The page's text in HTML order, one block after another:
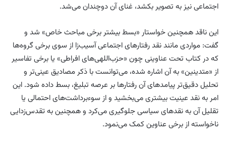
اجتماعی نیز به تصویر بکشد، غنای آن دوچندان می‌شد.
این ناقد همچنین خواستار «بسط بیشتر برخی مباحث خاص» شد و
گفت: مواردی مانند نقد رفتارهای اجتماعی آسیب‌زا از سوی برخی گروه‌ها
که در کتاب تحت عناوینی چون «حزب‌اللهی‌های افراطی» یا برخی تفاسیر
از «متدینین» به آن اشاره شده، می‌توانست با ذکر مصادیق عینی‌تر و
تحلیل دقیق‌تر پیامدهای آن رفتارها بر عرصه تبلیغ، بسط داده شود. این
امر به نقد عینیت بیشتری می‌بخشید و از سوءبرداشت‌های احتمالی یا
تقلیل آن به نقدهای سیاسی جلوگیری می‌کرد و همچنین به تقدس‌زدایی
ناخواسته از برخی عناوین کمک می‌نمود.